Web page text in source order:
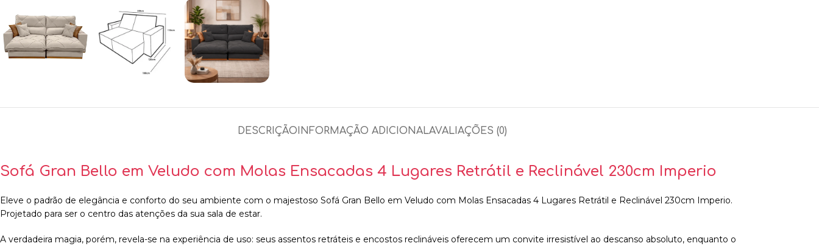
DESCRIÇÃO INFORMAÇÃO ADICIONALAVALIAÇÕES (0)
Sofá Gran Bello em Veludo com Molas Ensacadas 4 Lugares Retrátil e Reclinável 230cm Imperio
Eleve o padrão de elegância e conforto do seu ambiente com o majestoso Sofá Gran Bello em Veludo com Molas Ensacadas 4 Lugares Retrátil e Reclinável 230cm Imperio.
Projetado para ser o centro das atenções da sua sala de estar.
A verdadeira magia, porém, revela-se na experiência de uso: seus assentos retráteis e encostos reclináveis oferecem um convite irresistível ao descanso absoluto, enquanto o